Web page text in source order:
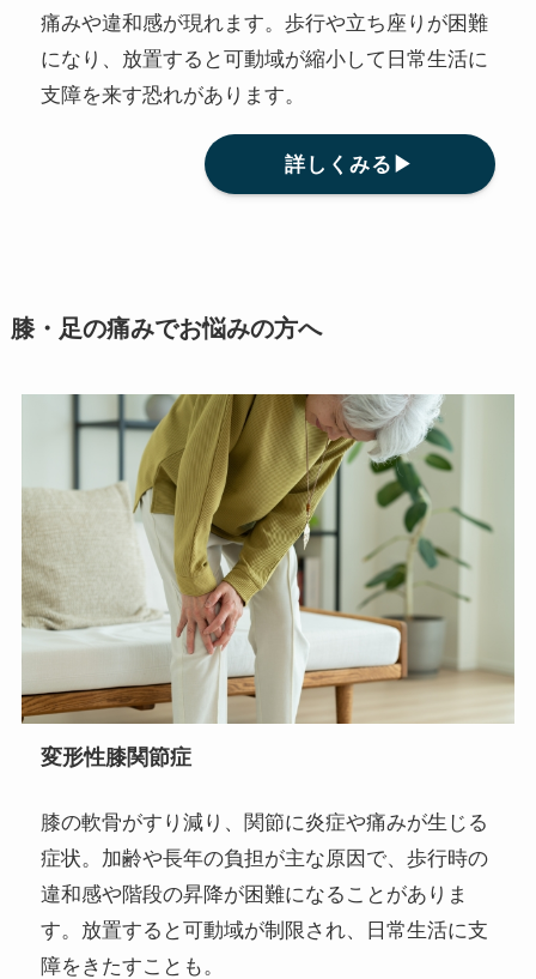
痛みや違和感が現れます。歩行や立ち座りが困難
になり、放置すると可動域が縮小して日常生活に
支障を来す恐れがあります。
詳しくみる▶
膝・足の痛みでお悩みの方へ
変形性膝関節症
膝の軟骨がすり減り、関節に炎症や痛みが生じる
症状。加齢や長年の負担が主な原因で、歩行時の
違和感や階段の昇降が困難になることがありま
す。放置すると可動域が制限され、日常生活に支
障をきたすことも。